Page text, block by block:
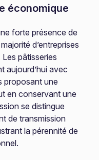
économique
forte présence de
d’entreprises
pâtisseries
aujourd’hui avec
proposant une
en conservant une
se distingue
de transmission
la pérennité de